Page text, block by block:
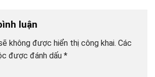
luận
không được hiển thị công khai. Các
được đánh dấu *